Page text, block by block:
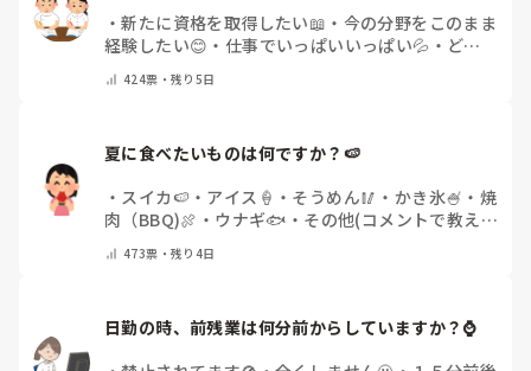
・新たに資格を取得したい📖 ・ 今の分野をこのまま
経験したい😊 ・ 仕事でいっぱいいっぱい💦 ・ どん
教えてください）
424票・残り5日
夏に食べたいものは何ですか？🍉
・ スイカ🍉 ・ アイス🍦 ・ そうめん🥢 ・ かき氷🍧 ・ 焼
肉（BBQ)🍖 ・ ウナギ🐟 ・ その他(コメントで教え
473票・残り4日
日勤の時、前残業は何分前からしていますか？⌚